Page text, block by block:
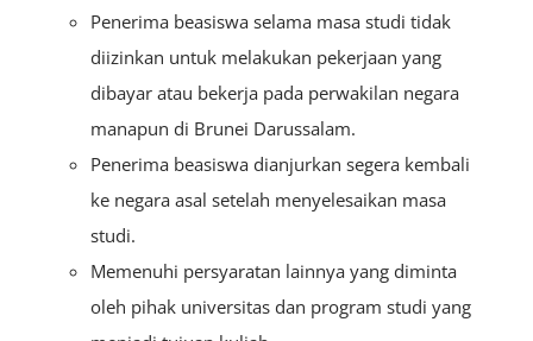
Penerima beasiswa selama masa studi tidak
diizinkan untuk melakukan pekerjaan yang
dibayar atau bekerja pada perwakilan negara
manapun di Brunei Darussalam.
Penerima beasiswa dianjurkan segera kembali
ke negara asal setelah menyelesaikan masa
studi.
Memenuhi persyaratan lainnya yang diminta
oleh pihak universitas dan program studi yang